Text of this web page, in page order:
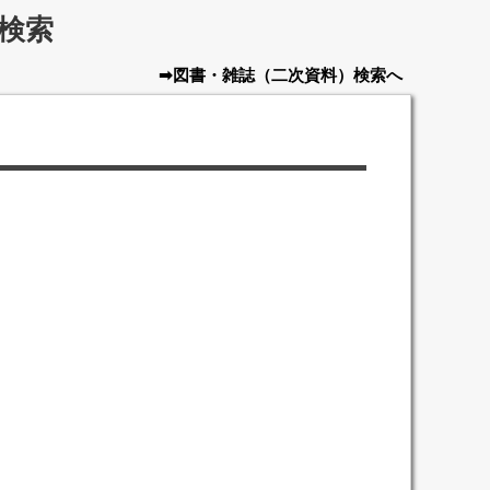
索
➡図書・雑誌（二次資料） 検索へ